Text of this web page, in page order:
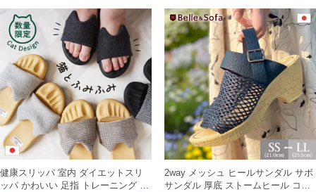
健康スリッパ 室内 ダイエットスリ
ッパ かわいい 足指 トレーニング 美
2way メッシュ ヒールサンダル サボ
サンダル 厚底 ストームヒール コル